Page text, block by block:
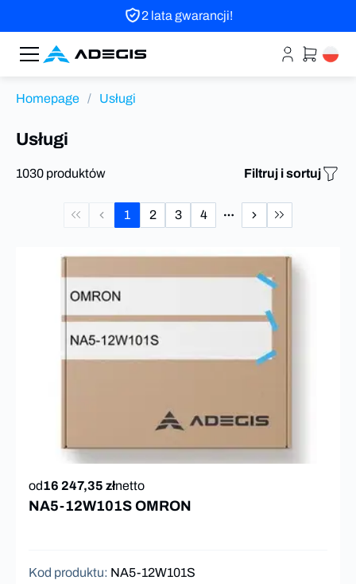
2 lata gwarancji!
Homepage / Usługi
Usługi
1030 produktów Filtruj i sortuj
1 2 3 4
od16 247,35 złnetto
NA5-12W101S OMRON
Kod produktu: NA5-12W101S